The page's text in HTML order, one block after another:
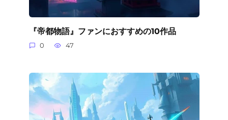
『帝都物語』ファンにおすすめの10作品
0 47